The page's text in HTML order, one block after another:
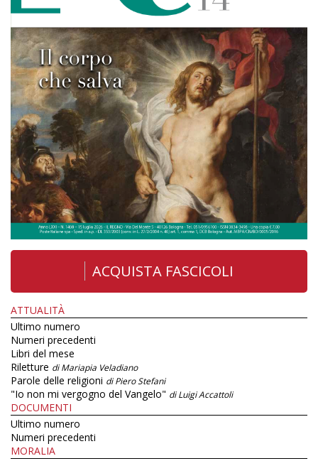
ACQUISTA FASCICOLI
ATTUALITÀ
Ultimo numero
Numeri precedenti
Libri del mese
Riletture di Mariapia Veladiano
Parole delle religioni di Piero Stefani
"Io non mi vergogno del Vangelo" di Luigi Accattoli
DOCUMENTI
Ultimo numero
Numeri precedenti
MORALIA